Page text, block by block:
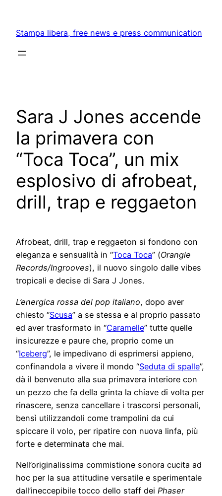
content
Stampa libera, free news e press communication
Sara J Jones accende
la primavera con
“Toca Toca”, un mix
esplosivo di afrobeat,
drill, trap e reggaeton
Afrobeat, drill, trap e reggaeton si fondono con
eleganza e sensualità in “Toca Toca” (Orangle
Records/Ingrooves), il nuovo singolo dalle vibes
tropicali e decise di Sara J Jones.
L’energica rossa del pop italiano, dopo aver
chiesto “Scusa” a se stessa e al proprio passato
ed aver trasformato in “Caramelle” tutte quelle
insicurezze e paure che, proprio come un
“Iceberg”, le impedivano di esprimersi appieno,
confinandola a vivere il mondo “Seduta di spalle”,
dà il benvenuto alla sua primavera interiore con
un pezzo che fa della grinta la chiave di volta per
rinascere, senza cancellare i trascorsi personali,
bensì utilizzandoli come trampolini da cui
spiccare il volo, per ripatire con nuova linfa, più
forte e determinata che mai.
Nell’originalissima commistione sonora cucita ad
hoc per la sua attitudine versatile e sperimentale
dall’ineccepibile tocco dello staff dei Phaser